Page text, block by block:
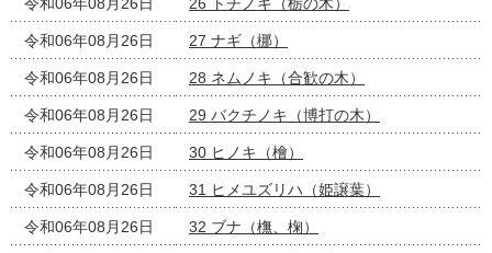
令和06年08月26日 27 ナギ（梛）
令和06年08月26日 28 ネムノキ（合歓の木）
令和06年08月26日 29 バクチノキ（博打の木）
令和06年08月26日 30 ヒノキ（檜）
令和06年08月26日 31 ヒメユズリハ（姫譲葉）
令和06年08月26日 32 ブナ（橅、椈）